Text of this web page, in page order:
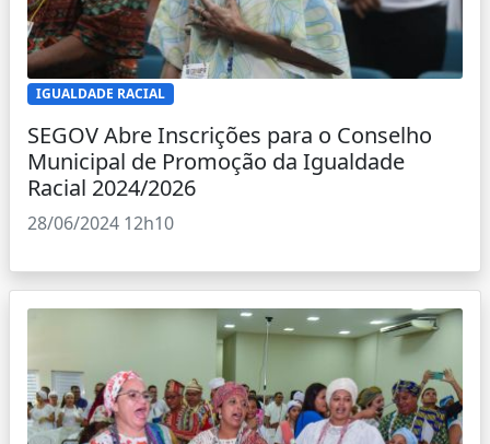
IGUALDADE RACIAL
SEGOV Abre Inscrições para o Conselho
Municipal de Promoção da Igualdade
Racial 2024/2026
28/06/2024 12h10